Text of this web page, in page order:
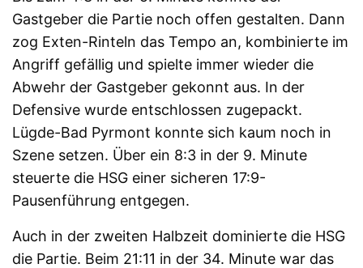
Gastgeber die Partie noch offen gestalten. Dann
zog Exten-Rinteln das Tempo an, kombinierte im
Angriff gefällig und spielte immer wieder die
Abwehr der Gastgeber gekonnt aus. In der
Defensive wurde entschlossen zugepackt.
Lügde-Bad Pyrmont konnte sich kaum noch in
Szene setzen. Über ein 8:3 in der 9. Minute
steuerte die HSG einer sicheren 17:9-
Pausenführung entgegen.
Auch in der zweiten Halbzeit dominierte die HSG
die Partie. Beim 21:11 in der 34. Minute war das